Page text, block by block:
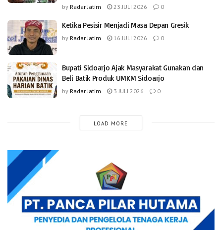
by Radar Jatim 23 JULI 2026 0
Ketika Pesisir Menjadi Masa Depan Gresik
by Radar Jatim 16 JULI 2026 0
Bupati Sidoarjo Ajak Masyarakat Gunakan dan
Beli Batik Produk UMKM Sidoarjo
by Radar Jatim 3 JULI 2026 0
LOAD MORE